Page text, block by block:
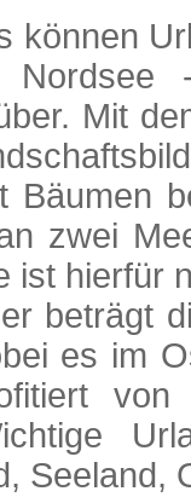
können
Mit
Bäumen
zwei
ist hierfür
beträgt
es im
Seeland,